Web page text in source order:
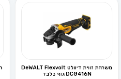
משחזת זווית דיוולט DeWALT Flexvolt
DCG416N גוף בלבד